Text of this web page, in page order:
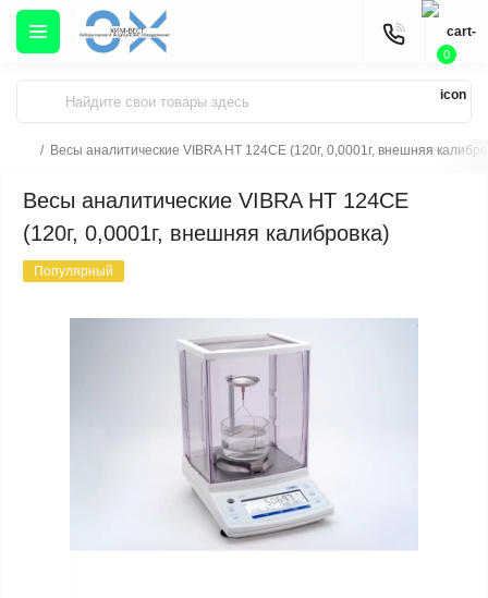
0
Весы аналитические VIBRA HT 124CE (120г, 0,0001г, внешняя
Весы аналитические VIBRA HT 124CE
(120г, 0,0001г, внешняя калибровка)
Популярный